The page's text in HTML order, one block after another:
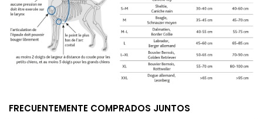
FRECUENTEMENTE COMPRADOS JUNTOS